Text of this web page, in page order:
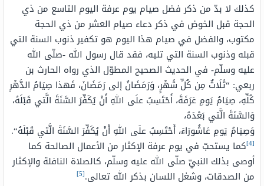
كذلك لا بدّ من ذكر فضل صيام يوم عرفة اليوم التاسع من ذي
الحجة قبل الخوض في ذكر دعاء صيام العشر من ذي الحجة
مكتوب، والفضل في صيام هذا اليوم هو تكفير ذنوب السنة التي
قبله وذنوب السنة التي تليه، فقد قال رسول الله -صلّى الله
عليه وسلّم- في الحديث الصحيح المطوّل الذي رواه الحارث بن
ربعي: “ثَلَاثٌ مِن كُلِّ شَهْرٍ، وَرَمَضَانُ إلى رَمَضَانَ، فَهذا صِيَامُ الدَّهْرِ
كُلِّهِ، صِيَامُ يَومِ عَرَفَةَ، أَحْتَسِبُ علَى اللهِ أَنْ يُكَفِّرَ السَّنَةَ الَّتي قَبْلَهُ،
وَالسَّنَةَ الَّتي بَعْدَهُ،
وَصِيَامُ يَومِ عَاشُورَاءَ، أَحْتَسِبُ علَى اللهِ أَنْ يُكَفِّرَ السَّنَةَ الَّتي قَبْلَهُ“.
[4] كما يستحبّ في يوم عرفة الإكثار من الأعمال الصالحة كما
أوصى بذلك النبيّ صلّى الله عليه وسلّم، كالصلاة النافلة والإكثار
من الصدقات، وشغل اللسان بذكر الله تعالى.[5]